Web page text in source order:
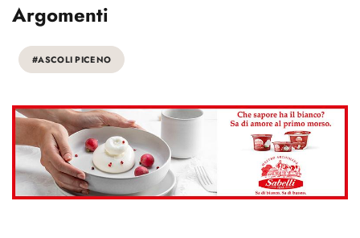
Argomenti
#ASCOLI PICENO